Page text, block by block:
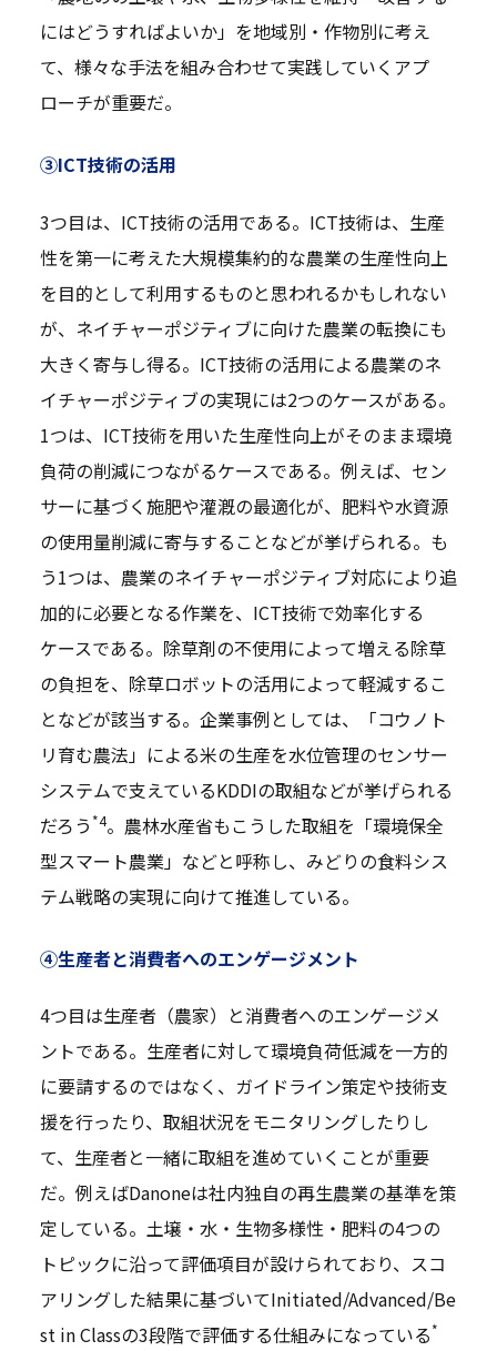
にはどうすればよいか」を地域別・作物別に考え
て、様々な手法を組み合わせて実践していくアプ
ローチが重要だ。
③ICT技術の活用
3つ目は、ICT技術の活用である。ICT技術は、生産
性を第一に考えた大規模集約的な農業の生産性向上
を目的として利用するものと思われるかもしれない
が、ネイチャーポジティブに向けた農業の転換にも
大きく寄与し得る。ICT技術の活用による農業のネ
イチャーポジティブの実現には2つのケースがある。
1つは、ICT技術を用いた生産性向上がそのまま環境
負荷の削減につながるケースである。例えば、セン
サーに基づく施肥や灌漑の最適化が、肥料や水資源
の使用量削減に寄与することなどが挙げられる。も
う1つは、農業のネイチャーポジティブ対応により追
加的に必要となる作業を、ICT技術で効率化する
ケースである。除草剤の不使用によって増える除草
の負担を、除草ロボットの活用によって軽減するこ
となどが該当する。企業事例としては、「コウノト
リ育む農法」による米の生産を水位管理のセンサー
システムで支えているKDDIの取組などが挙げられる
だろう *4。農林水産省もこうした取組を「環境保全
型スマート農業」などと呼称し、みどりの食料シス
テム戦略の実現に向けて推進している。
④生産者と消費者へのエンゲージメント
4つ目は生産者（農家）と消費者へのエンゲージメ
ントである。生産者に対して環境負荷低減を一方的
に要請するのではなく、ガイドライン策定や技術支
援を行ったり、取組状況をモニタリングしたりし
て、生産者と一緒に取組を進めていくことが重要
だ。例えばDanoneは社内独自の再生農業の基準を策
定している。土壌・水・生物多様性・肥料の4つの
トピックに沿って評価項目が設けられており、スコ
アリングした結果に基づいてInitiated/Advanced/Be
st in Classの3段階で評価する仕組みになっている*